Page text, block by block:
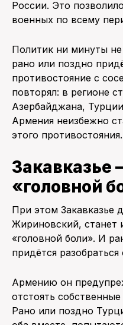
России. Это
военных по всему
Политик ни минуты
рано или поздно
противостояние с
повторял: в регионе
Азербайджана,
Армения неизбежно
этого противостояния.
Закавказье
«головной
При этом Закавказье
Жириновский, станет
«головной боли». И
придётся
Армению он
отстоять
Рано или поздно